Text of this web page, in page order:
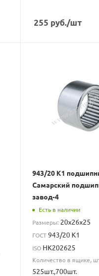
255 руб./шт
943/20 К1
Самарский
завод-4
Есть в наличии
Размеры: 20x26x25
ГОСТ943/20 К1
ISO HK202625
Количество в ящике,
525шт.,700шт.